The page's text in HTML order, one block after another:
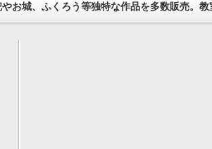
お城、ふくろう等独特な作品を多数販売。